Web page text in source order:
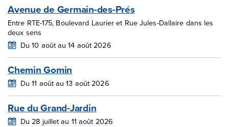
Avenue de Germain-des-Prés
Entre RTE-175, Boulevard Laurier et Rue Jules-Dallaire dans les
deux sens
Du 10 août au 14 août 2026
Chemin Gomin
Du 11 août au 13 août 2026
Rue du Grand-Jardin
Du 28 juillet au 11 août 2026